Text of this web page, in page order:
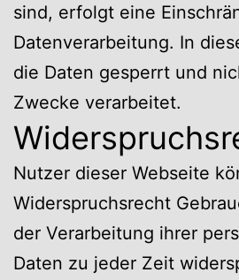
sind, erfolgt eine
Datenverarbeitung. In
die Daten gesperrt und
Zwecke verarbeitet.
Nutzer dieser Webseite
Widerspruchsrecht
der Verarbeitung ihrer
Daten zu jeder Zeit